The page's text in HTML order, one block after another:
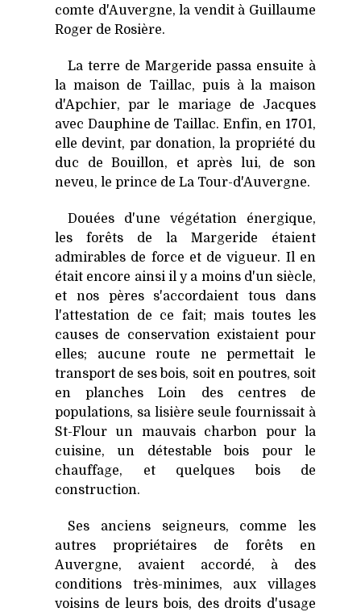
comte d'Auvergne, la vendit à Guillaume
Roger de Rosière.
La terre de Margeride passa ensuite à
la maison de Taillac, puis à la maison
d'Apchier, par le mariage de Jacques
avec Dauphine de Taillac. Enfin, en 1701,
elle devint, par donation, la propriété du
duc de Bouillon, et après lui, de son
neveu, le prince de La Tour-d'Auvergne.
Douées d'une végétation énergique,
les forêts de la Margeride étaient
admirables de force et de vigueur. Il en
était encore ainsi il y a moins d'un siècle,
et nos pères s'accordaient tous dans
l'attestation de ce fait; mais toutes les
causes de conservation existaient pour
elles; aucune route ne permettait le
transport de ses bois, soit en poutres, soit
en planches Loin des centres de
populations, sa lisière seule fournissait à
St-Flour un mauvais charbon pour la
cuisine, un détestable bois pour le
chauffage, et quelques bois de
construction.
Ses anciens seigneurs, comme les
autres propriétaires de forêts en
Auvergne, avaient accordé, à des
conditions très-minimes, aux villages
voisins de leurs bois, des droits d'usage